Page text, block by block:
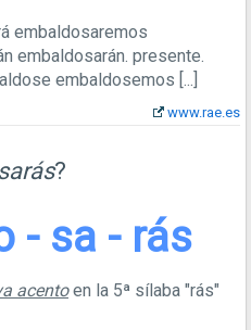
embaldosaremos
embaldosarán. presente.
embaldosemos [...]
www.rae.es
?
- sa - rás
acentoen la 5ª sílaba "rás"